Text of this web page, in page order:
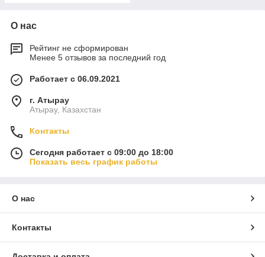
О нас
Рейтинг не сформирован
Менее 5 отзывов за последний год
Работает с 06.09.2021
г. Атырау
Атырау, Казахстан
Контакты
Сегодня работает с 09:00 до 18:00
Показать весь график работы
О нас
Контакты